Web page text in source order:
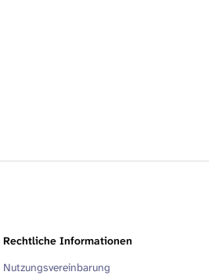
Rechtliche Informationen
Nutzungsvereinbarung